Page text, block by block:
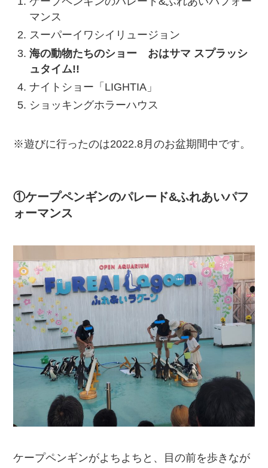
マンス
スーパーイワシイリュージョン
海の動物たちのショー おはサマ スプラッシ
ュタイム!!
ナイトショー「LIGHTIA」
ショッキングホラーハウス
※遊びに行ったのは2022.8月のお盆期間中です。
①ケープペンギンのパレード&ふれあいパフ
ォーマンス
ケープペンギンがよちよちと、目の前を歩きなが